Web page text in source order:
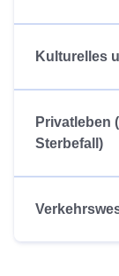
Kulturelles
Privatleben
Sterbefall)